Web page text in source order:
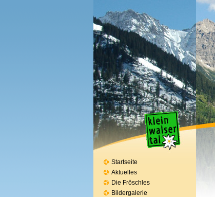
Startseite
Aktuelles
Die Fröschles
Bildergalerie